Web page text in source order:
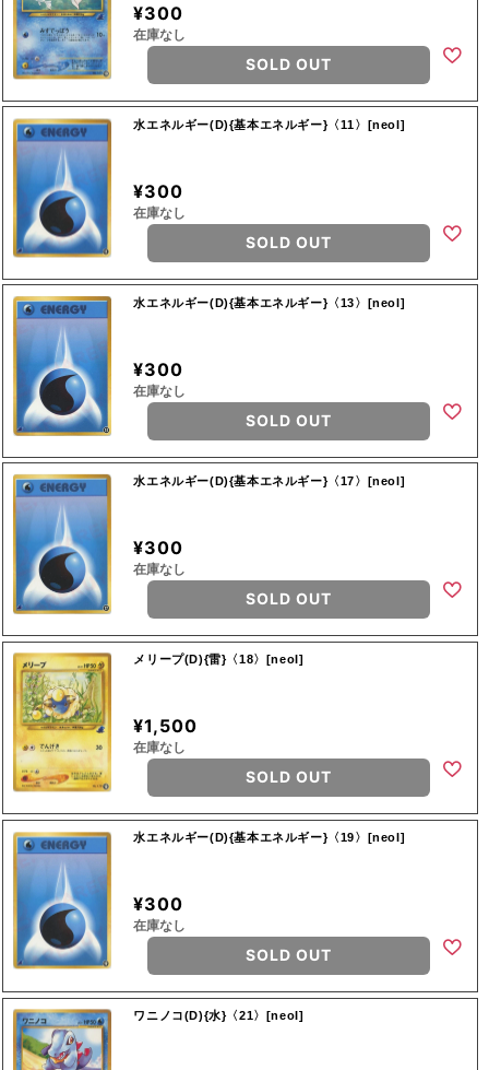
¥300
在庫なし
SOLD OUT
水エネルギー(D){基本エネルギー}〈11〉[neoI]
¥300
在庫なし
SOLD OUT
水エネルギー(D){基本エネルギー}〈13〉[neoI]
¥300
在庫なし
SOLD OUT
水エネルギー(D){基本エネルギー}〈17〉[neoI]
¥300
在庫なし
SOLD OUT
メリープ(D){雷}〈18〉[neoI]
¥1,500
在庫なし
SOLD OUT
水エネルギー(D){基本エネルギー}〈19〉[neoI]
¥300
在庫なし
SOLD OUT
ワニノコ(D){水}〈21〉[neoI]